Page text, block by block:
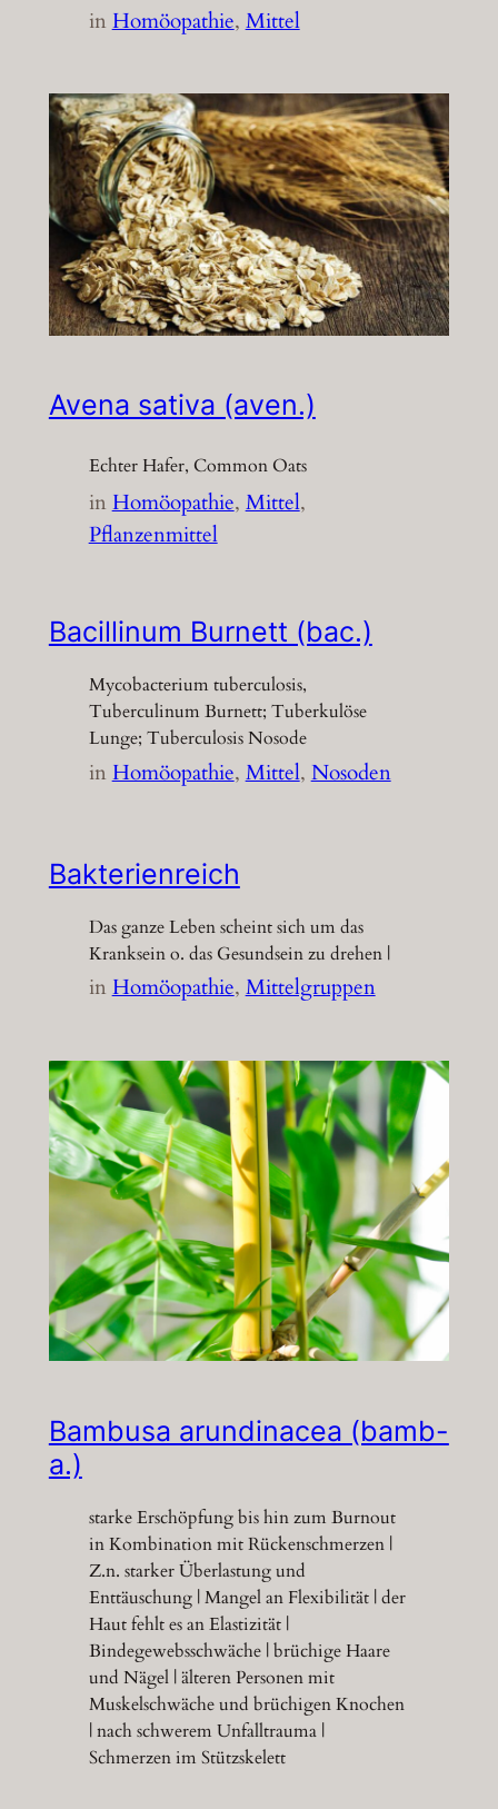
inHomöopathie, Mittel
Avena sativa (aven.)
Echter Hafer, Common Oats
inHomöopathie, Mittel
Pflanzenmittel
Bacillinum Burnett (bac.)
Mycobacterium tuberculosis,
Tuberculinum Burnett; Tuberkulöse
Lunge; Tuberculosis Nosode
inHomöopathie, Mittel, Nosoden
Bakterienreich
Das ganze Leben scheint sich um das
Kranksein o. das Gesundsein zu drehen |
inHomöopathie, Mittelgruppen
Bambusa arundinacea (bamb-
a.)
starke Erschöpfung bis hin zum Burnout
in Kombination mit Rückenschmerzen |
Z.n. starker Überlastung und
Enttäuschung | Mangel an Flexibilität | der
Haut fehlt es an Elastizität |
Bindegewebsschwäche | brüchige Haare
und Nägel | älteren Personen mit
Muskelschwäche und brüchigen Knochen
| nach schwerem Unfalltrauma |
Schmerzen im Stützskelett